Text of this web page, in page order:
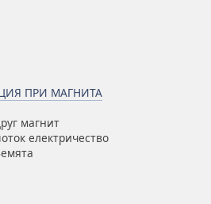
ПРИ МАГНИТА
магнит
електричество